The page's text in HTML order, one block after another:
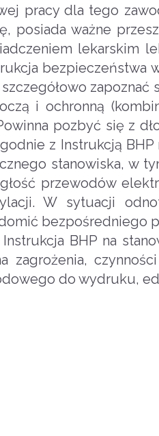
pracy dla tego
posiada ważne
lekarskim
bezpieczeństwa
i ochronną
pozbyć się z
z Instrukcją
stanowiska, w
przewodów
W sytuacji
bezpośredniego
Instrukcja BHP na
zagrożenia,
do wydruku,